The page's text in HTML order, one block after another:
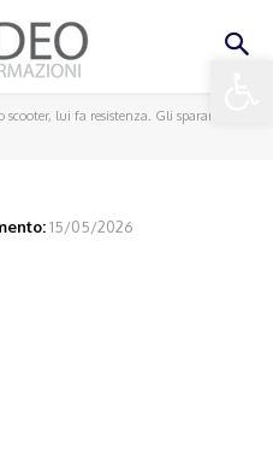
lui fa resistenza. Gli sparano ai
15/05/2026